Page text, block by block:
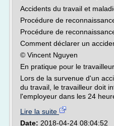
Accidents du travail et
Procédure de
Procédure de
Comment déclarer un
© Vincent Nguyen
En pratique pour le travailleur
Lors de la survenue d'un
du travail, le travailleur doit
l'employeur dans les 24
Lire la suite
Date: 2018-04-24 08:04:52